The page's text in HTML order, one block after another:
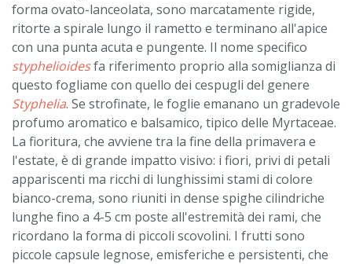
forma ovato-lanceolata, sono marcatamente rigide,
ritorte a spirale lungo il rametto e terminano all'apice
con una punta acuta e pungente. Il nome specifico
styphelioidesfa riferimento proprio alla somiglianza di
questo fogliame con quello dei cespugli del genere
Styphelia. Se strofinate, le foglie emanano un gradevole
profumo aromatico e balsamico, tipico delle Myrtaceae.
La fioritura, che avviene tra la fine della primavera e
l'estate, è di grande impatto visivo: i fiori, privi di petali
appariscenti ma ricchi di lunghissimi stami di colore
bianco-crema, sono riuniti in dense spighe cilindriche
lunghe fino a 4-5 cm poste all'estremità dei rami, che
ricordano la forma di piccoli scovolini. I frutti sono
piccole capsule legnose, emisferiche e persistenti, che